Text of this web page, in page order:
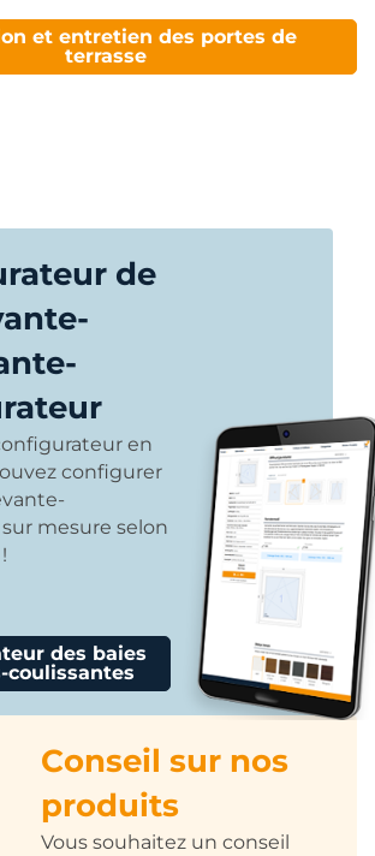
et entretien des portes de
terrasse
de
en
configurer
mesure selon
des baies
coulissantes
Conseil sur nos
produits
Vous souhaitez un conseil